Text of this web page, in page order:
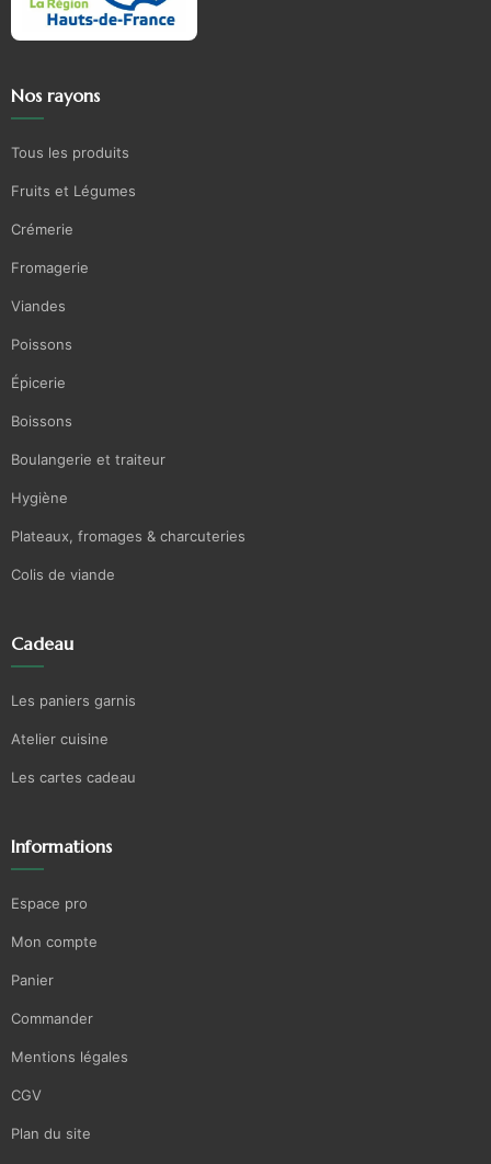
Nos rayons
Tous les produits
Fruits et Légumes
Crémerie
Fromagerie
Viandes
Poissons
Épicerie
Boissons
Boulangerie et traiteur
Hygiène
Plateaux, fromages & charcuteries
Colis de viande
Cadeau
Les paniers garnis
Atelier cuisine
Les cartes cadeau
Informations
Espace pro
Mon compte
Panier
Commander
Mentions légales
CGV
Plan du site